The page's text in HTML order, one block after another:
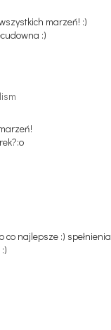
marzeń! :)
:)
co najlepsze :)